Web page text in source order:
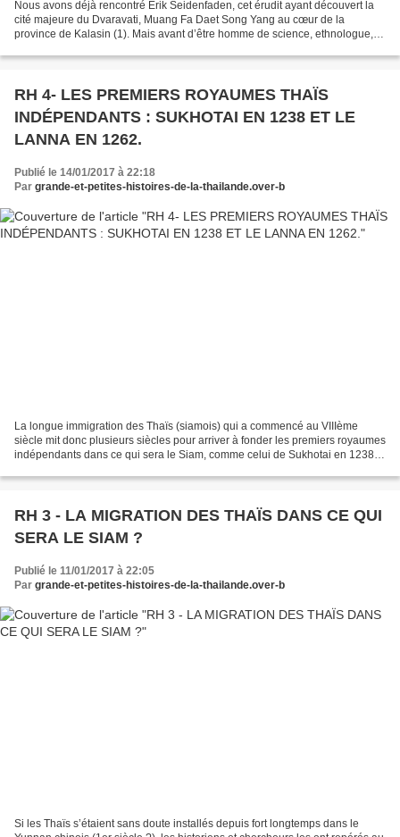
Nous avons déjà rencontré Erik Seidenfaden, cet érudit ayant découvert la
cité majeure du Dvaravati, Muang Fa Daet Song Yang au cœur de la
province de Kalasin (1). Mais avant d’être homme de science, ethnologue,
RH 4- LES PREMIERS ROYAUMES THAÏS
INDÉPENDANTS : SUKHOTAI EN 1238 ET LE
LANNA EN 1262.
Publié le 14/01/2017 à 22:18
Par grande-et-petites-histoires-de-la-thailande.over-b
La longue immigration des Thaïs (siamois) qui a commencé au VIIIème
siècle mit donc plusieurs siècles pour arriver à fonder les premiers royaumes
indépendants dans ce qui sera le Siam, comme celui de Sukhotai en 1238
RH 3 - LA MIGRATION DES THAÏS DANS CE QUI
SERA LE SIAM ?
Publié le 11/01/2017 à 22:05
Par grande-et-petites-histoires-de-la-thailande.over-b
Si les Thaïs s’étaient sans doute installés depuis fort longtemps dans le